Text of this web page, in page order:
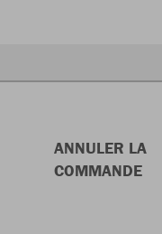
ANNULER LA
COMMANDE